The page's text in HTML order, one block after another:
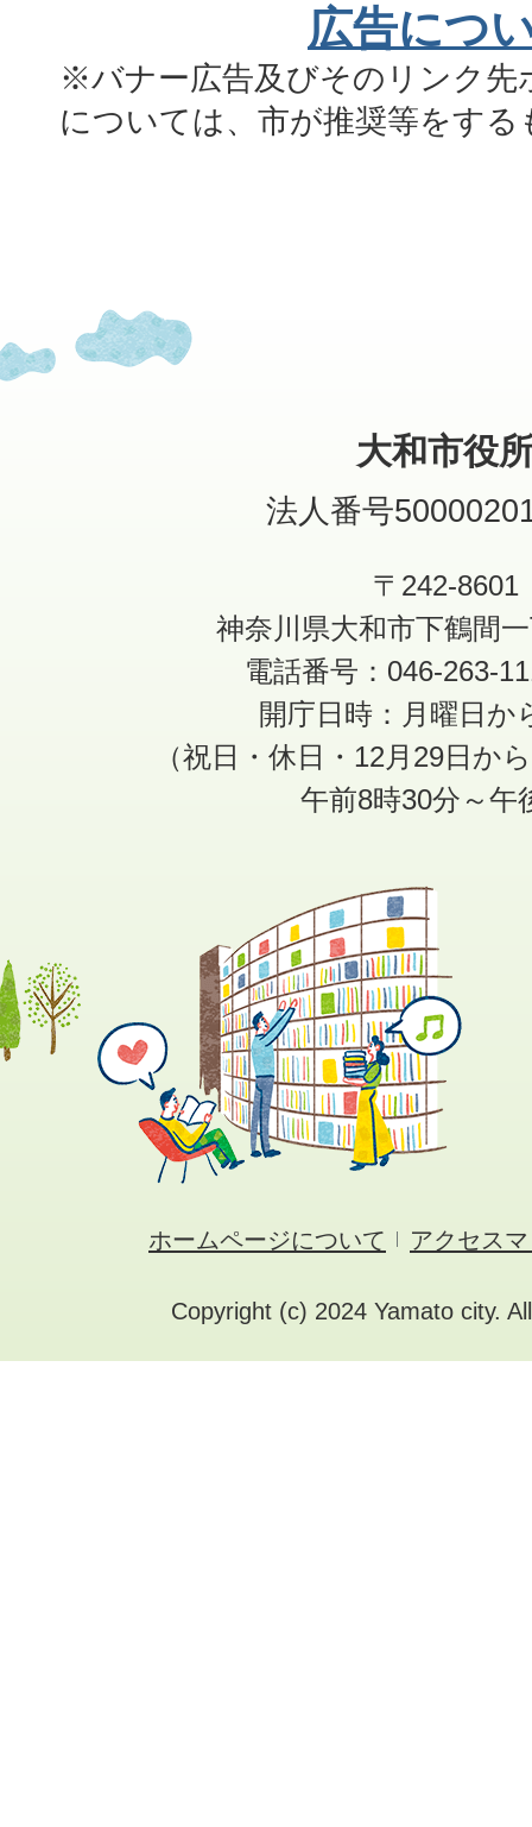
広告につ
※バナー広告及びそのリンク先
については、市が推奨等をす
大和市役
法人番号
〒242-8601
神奈川県大和市下鶴間
電話番号：046-263-
開庁日時：月曜日か
（祝日・休日・12月29日か
午前8時30分～午
ホームページについて アクセス
Copyright (c) 2024 Yamato city.